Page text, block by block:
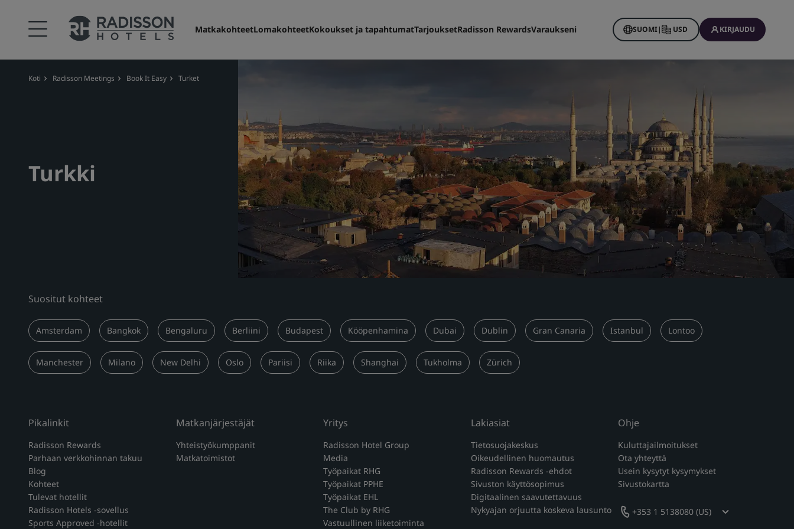
MatkakohteetLomakohteetKokoukset ja tapahtumatTarjouksetRadisson RewardsVaraukseni SUOMI| USD KIRJAUDU
Koti Radisson Meetings Book It Easy Turket
Turkki
Suositut kohteet
Amsterdam Bangkok Bengaluru Berliini Budapest Kööpenhamina Dubai Dublin Gran Canaria Istanbul Lontoo
Manchester Milano New Delhi Oslo Pariisi Riika Shanghai Tukholma Zürich
Pikalinkit
Radisson Rewards
Parhaan verkkohinnan takuu
Blog
Kohteet
Tulevat hotellit
Radisson Hotels -sovellus
Sports Approved -hotellit
Matkanjärjestäjät
Yhteistyökumppanit
Matkatoimistot
Yritys
Radisson Hotel Group
Media
Työpaikat RHG
Työpaikat PPHE
Työpaikat EHL
The Club by RHG
Vastuullinen liiketoiminta
Lakiasiat
Tietosuojakeskus
Oikeudellinen huomautus
Radisson Rewards -ehdot
Sivuston käyttösopimus
Digitaalinen saavutettavuus
Nykyajan orjuutta koskeva lausunto
Ohje
Kuluttajailmoitukset
Ota yhteyttä
Usein kysytyt kysymykset
Sivustokartta
+353 1 5138080 (US)